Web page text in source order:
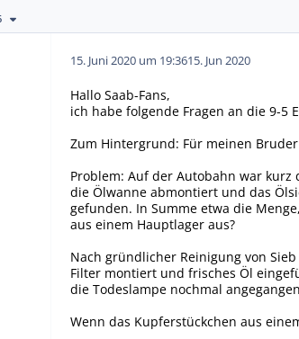
15. Juni 2020 um 19:3615. Jun 2020
Hallo Saab-Fans,
ich habe folgende Fragen an die 9-5
Zum Hintergrund: Für meinen
Problem: Auf der Autobahn war kurz
die Ölwanne abmontiert und das
gefunden. In Summe etwa die
aus einem Hauptlager aus?
Nach gründlicher Reinigung von
Filter montiert und frisches Öl
die Todeslampe nochmal
Wenn das Kupferstückchen aus